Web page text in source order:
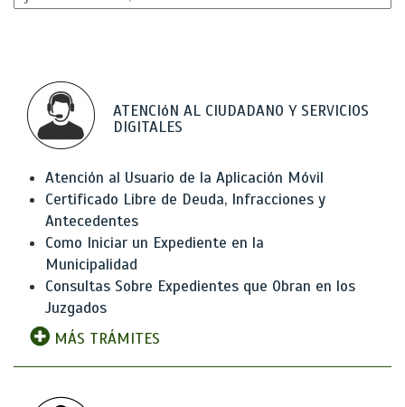
ATENCIóN AL CIUDADANO Y SERVICIOS
DIGITALES
Atención al Usuario de la Aplicación Móvil
Certificado Libre de Deuda, Infracciones y
Antecedentes
Como Iniciar un Expediente en la
Municipalidad
Consultas Sobre Expedientes que Obran en los
Juzgados
MÁS TRÁMITES